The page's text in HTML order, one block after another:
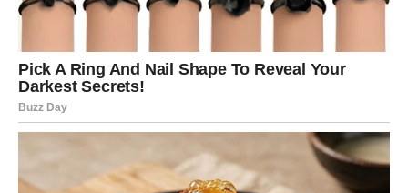
apsorbirati energijuživih pojedinaca ako su izložene u
njihovom vidokrugu. Mnogi vjeruju da bi slike trebalo
čuvati odvojeno od onih koji su još uvijek među nama.
Ovo može uključivati stvaranje posebnog albuma za slike
preminulih, što može pomoći u razlikovanju energija i
očuvanju emocionalnog prostora za žive. Takva praksa